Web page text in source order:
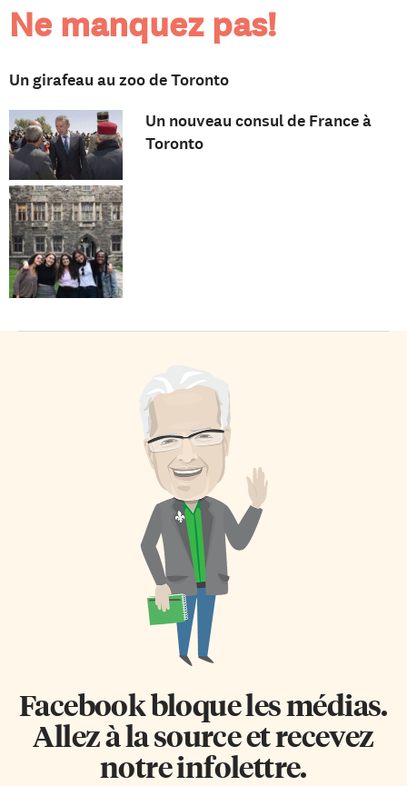
Ne manquez pas!
Un girafeau au zoo de Toronto
Un nouveau consul de France à
Toronto
Facebook bloque les médias.
Allez à la source et recevez
notre infolettre.